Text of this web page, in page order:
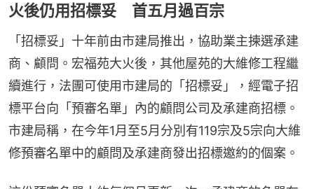
火後仍用招標妥 首五月過百宗
「招標妥」十年前由市建局推出，協助業主揀選承建
商、顧問。宏福苑大火後，其他屋苑的大維修工程繼
續進行，法團可使用市建局的「招標妥」，經電子招
標平台向「預審名單」內的顧問公司及承建商招標。
市建局稱，在今年1月至5月分別有119宗及5宗向大維
修預審名單中的顧問及承建商發出招標邀約的個案。